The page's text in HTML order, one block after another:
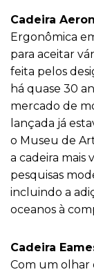
Cadeira Aeron
Ergonômica
para aceitar
feita pelos
há quase 30
mercado de
lançada já
o Museu de
a cadeira mais
pesquisas
incluindo a
oceanos à
Cadeira
Com um olhar